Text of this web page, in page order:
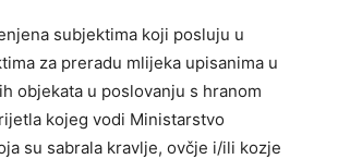
subjektima koji posluju u
za preradu mlijeka upisanima u
objekata u poslovanju s hranom
kojeg vodi Ministarstvo
su sabrala kravlje, ovčje i/ili kozje